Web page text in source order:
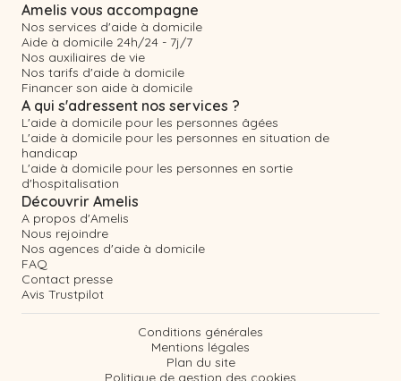
Amelis vous accompagne
Nos services d'aide à domicile
Aide à domicile 24h/24 - 7j/7
Nos auxiliaires de vie
Nos tarifs d'aide à domicile
Financer son aide à domicile
A qui s'adressent nos services ?
L'aide à domicile pour les personnes âgées
L'aide à domicile pour les personnes en situation de
handicap
L'aide à domicile pour les personnes en sortie
d'hospitalisation
Découvrir Amelis
A propos d'Amelis
Nous rejoindre
Nos agences d'aide à domicile
FAQ
Contact presse
Avis Trustpilot
Conditions générales
Mentions légales
Plan du site